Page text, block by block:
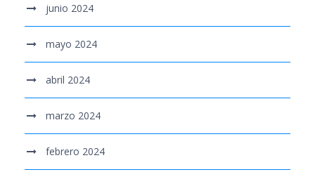
junio 2024
mayo 2024
abril 2024
marzo 2024
febrero 2024